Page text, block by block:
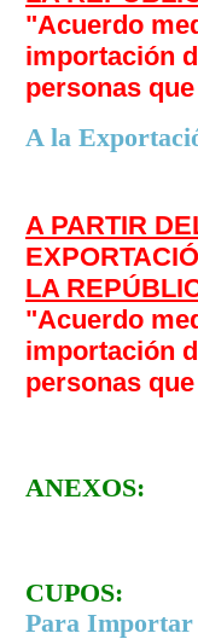
"Acuerdo
importación
personas
A la
A PARTIR
LA
"Acuerdo
importación
personas
ANEXOS:
CUPOS:
Para Importar